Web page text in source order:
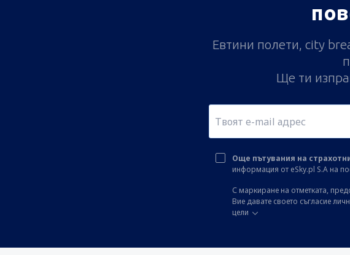
Евтини полети, city
Ще ти
Още пътувания на
информация от eSky.pl S.A на
С маркиране на отметката,
Вие давате своето съгласие
цели